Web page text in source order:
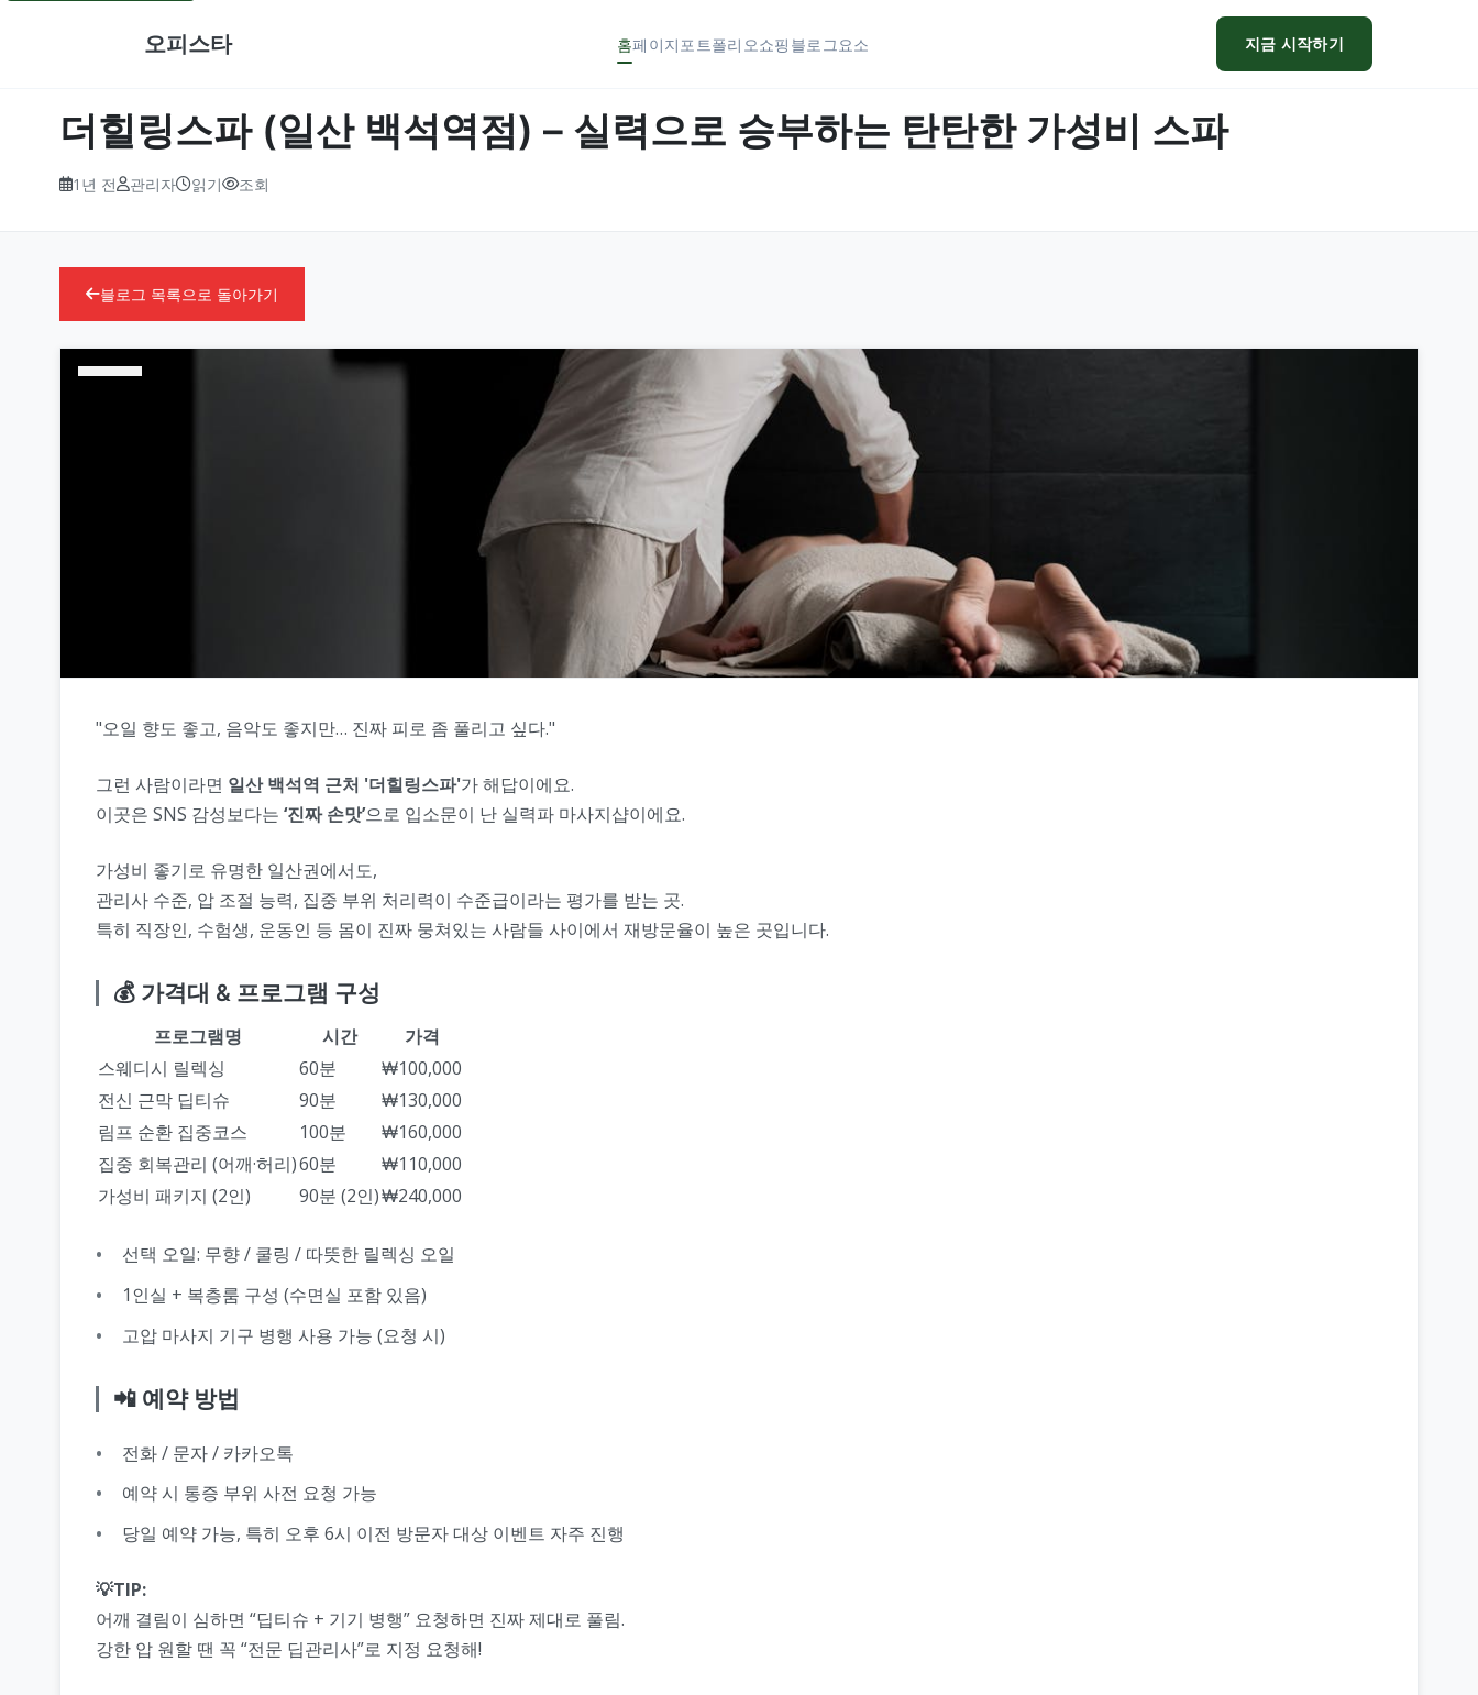
오피스타 홈페이지 포트폴리오쇼핑 블로그 요소 지금 시작하기
더힐링스파 (일산 백석역점) – 실력으로 승부하는 탄탄한 가성비 스파
1년 전 관리자 읽기 조회
블로그 목록으로 돌아가기
"오일 향도 좋고, 음악도 좋지만… 진짜 피로 좀 풀리고 싶다."
그런 사람이라면 일산 백석역 근처 '더힐링스파'가 해답이에요.
이곳은 SNS 감성보다는 ‘진짜 손맛’으로 입소문이 난 실력파 마사지샵이에요.
가성비 좋기로 유명한 일산권에서도,
관리사 수준, 압 조절 능력, 집중 부위 처리력이 수준급이라는 평가를 받는 곳.
특히 직장인, 수험생, 운동인 등 몸이 진짜 뭉쳐있는 사람들 사이에서 재방문율이 높은 곳입니다.
💰 가격대 & 프로그램 구성
프로그램명 시간
가격
스웨디시 릴렉싱
60분
₩100,000
전신 근막 딥티슈
90분
₩130,000
림프 순환 집중코스
100분
₩160,000
집중 회복관리 (어깨·허리)60분
₩110,000
가성비 패키지 (2인)
90분 (2인)₩240,000
선택 오일: 무향 / 쿨링 / 따뜻한 릴렉싱 오일
1인실 + 복층룸 구성 (수면실 포함 있음)
고압 마사지 기구 병행 사용 가능 (요청 시)
📲 예약 방법
전화 / 문자 / 카카오톡
예약 시 통증 부위 사전 요청 가능
당일 예약 가능, 특히 오후 6시 이전 방문자 대상 이벤트 자주 진행
💡TIP:
어깨 결림이 심하면 “딥티슈 + 기기 병행” 요청하면 진짜 제대로 풀림.
강한 압 원할 땐 꼭 “전문 딥관리사”로 지정 요청해!